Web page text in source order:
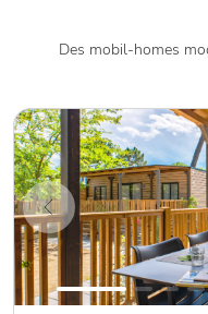
Des mobil-homes